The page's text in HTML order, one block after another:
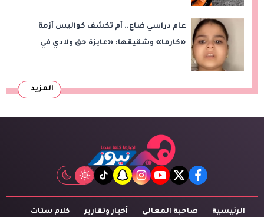
عام دراسي ضاع.. أم تكشف كواليس أزمة
«كارما» وشقيقها: «عايزة حق ولادي في
المزيد
facebook
twitter
youtube
instagram
snapchat
tiktok
الرئيسية صاحبة المعالى أخبار وتقارير كلام ستات